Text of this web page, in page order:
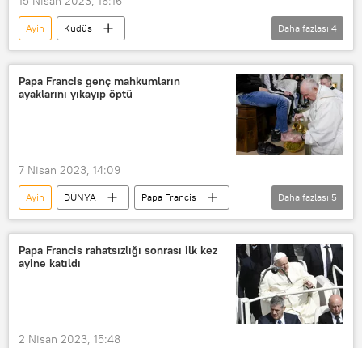
Ayin
Kudüs
Kudüs Patriği Theofilos
DÜNYA
Moskova
Kutsal Ateş
Daha fazlası 4
Papa Francis genç mahkumların
ayaklarını yıkayıp öptü
7 Nisan 2023, 14:09
Ayin DÜNYA
Papa Francis
ayak
Ayak yıkama
Vatikan
Tören
Mahkum
Daha fazlası 5
Papa Francis rahatsızlığı sonrası ilk kez
ayine katıldı
2 Nisan 2023, 15:48